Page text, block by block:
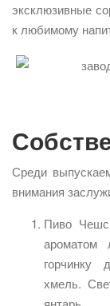
эксклюзивные
к любимому
Среди
внимания
Пиво
ароматом
горчинку
хмель.